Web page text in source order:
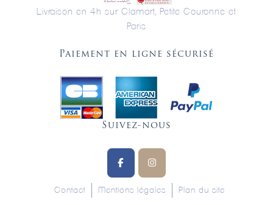
Livraison en 4h sur Clamart, Petite Couronne et
Paris
Paiement en ligne sécurisé
Suivez-nous
Contact Mentions légales Plan du site